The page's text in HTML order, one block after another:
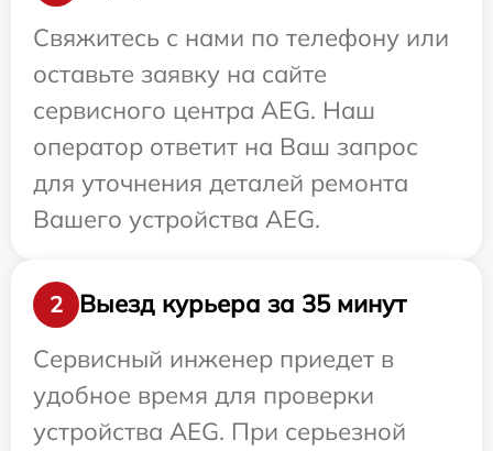
Свяжитесь с нами по телефону или
оставьте заявку на сайте
сервисного центра AEG. Наш
оператор ответит на Ваш запрос
для уточнения деталей ремонта
Вашего устройства AEG.
2
Выезд курьера за 35 минут
Сервисный инженер приедет в
удобное время для проверки
устройства AEG. При серьезной